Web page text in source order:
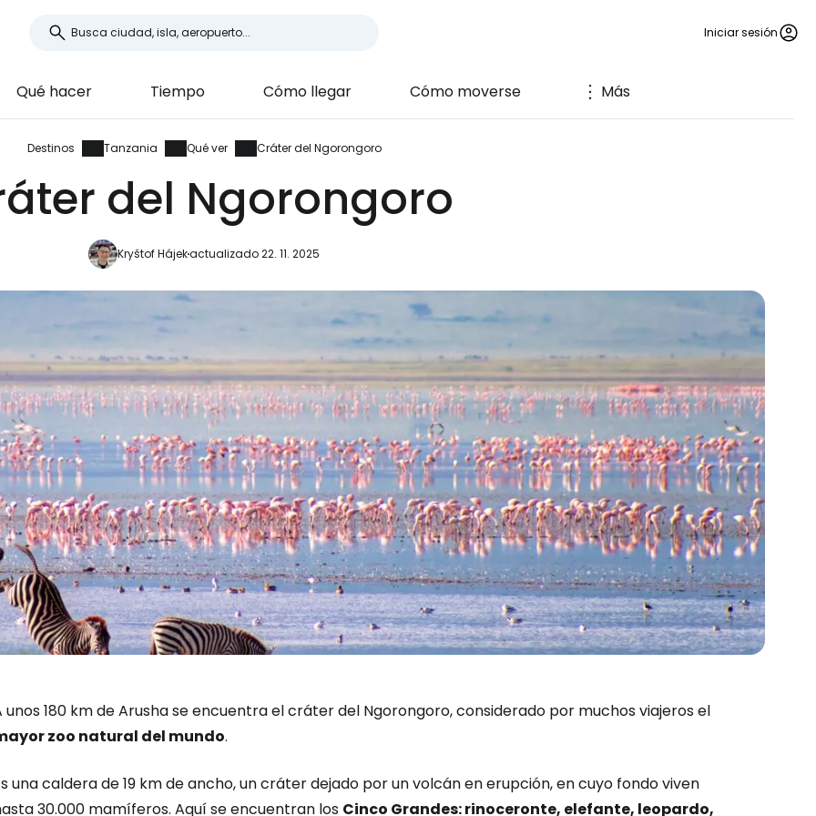
Iniciar sesión
Qué hacer Tiempo Cómo llegar Cómo moverse Más
Destinos Tanzania Qué ver Cráter del Ngorongoro
del Ngorongoro
Kryštof Hájekactualizado 22. 11. 2025
unos 180 km de Arusha se encuentra el cráter del Ngorongoro, considerado por muchos viajeros el
zoo natural del mundo.
una caldera de 19 km de ancho, un cráter dejado por un volcán en erupción, en cuyo fondo viven
30.000 mamíferos. Aquí se encuentran los Cinco Grandes: rinoceronte, elefante, leopardo,